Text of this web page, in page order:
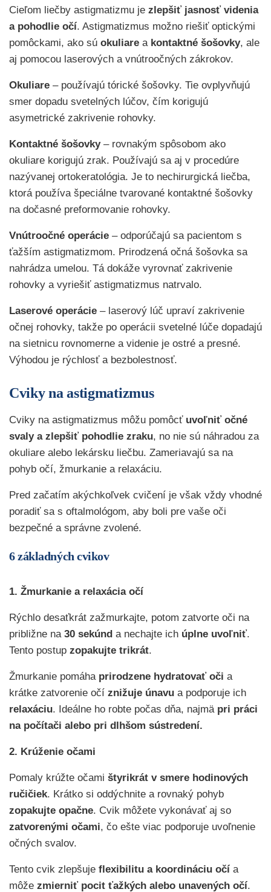
Cieľom liečby astigmatizmu je zlepšiť jasnosť videnia
a pohodlie očí. Astigmatizmus možno riešiť optickými
pomôckami, ako sú okuliare a kontaktné šošovky, ale
aj pomocou laserových a vnútroočných zákrokov.
Okuliare – používajú tórické šošovky. Tie ovplyvňujú
smer dopadu svetelných lúčov, čím korigujú
asymetrické zakrivenie rohovky.
Kontaktné šošovky– rovnakým spôsobom ako
okuliare korigujú zrak. Používajú sa aj v procedúre
nazývanej ortokeratológia. Je to nechirurgická liečba,
ktorá používa špeciálne tvarované kontaktné šošovky
na dočasné preformovanie rohovky.
Vnútroočné operácie – odporúčajú sa pacientom s
ťažším astigmatizmom. Prirodzená očná šošovka sa
nahrádza umelou. Tá dokáže vyrovnať zakrivenie
rohovky a vyriešiť astigmatizmus natrvalo.
Laserové operácie – laserový lúč upraví zakrivenie
očnej rohovky, takže po operácii svetelné lúče dopadajú
na sietnicu rovnomerne a videnie je ostré a presné.
Výhodou je rýchlosť a bezbolestnosť.
Cviky na astigmatizmus
Cviky na astigmatizmus môžu pomôcť uvoľniť očné
svaly a zlepšiť pohodlie zraku, no nie sú náhradou za
okuliare alebo lekársku liečbu. Zameriavajú sa na
pohyb očí, žmurkanie a relaxáciu.
Pred začatím akýchkoľvek cvičení je však vždy vhodné
poradiť sa s oftalmológom, aby boli pre vaše oči
bezpečné a správne zvolené.
6 základných cvikov
1. Žmurkanie a relaxácia očí
Rýchlo desaťkrát zažmurkajte, potom zatvorte oči na
približne na 30 sekúnd a nechajte ich úplne uvoľniť.
Tento postup zopakujte trikrát.
Žmurkanie pomáha prirodzene hydratovať oči a
krátke zatvorenie očí znižuje únavu a podporuje ich
relaxáciu. Ideálne ho robte počas dňa, najmä pri práci
na počítači alebo pri dlhšom sústredení.
2. Krúženie očami
Pomaly krúžte očami štyrikrát v smere hodinových
ručičiek. Krátko si oddýchnite a rovnaký pohyb
zopakujte opačne. Cvik môžete vykonávať aj so
zatvorenými očami, čo ešte viac podporuje uvoľnenie
očných svalov.
Tento cvik zlepšuje flexibilitu a koordináciu očí a
môže zmierniť pocit ťažkých alebo unavených očí.